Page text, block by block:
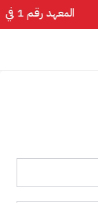
المعهد رقم 1 في تأسيس اللغة الإنجليزية